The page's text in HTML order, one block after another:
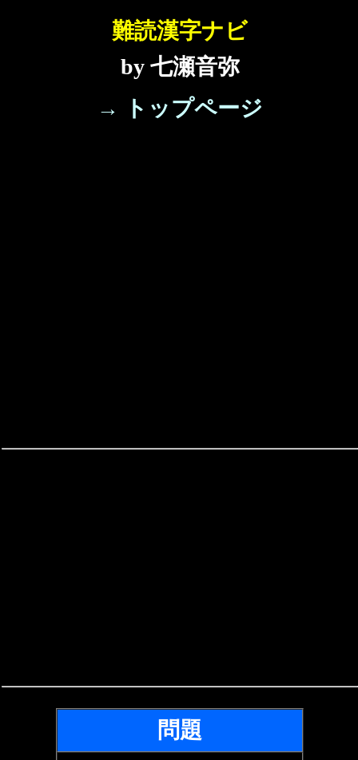
難読漢字ナビ
by 七瀬音弥
→ トップページ
問題